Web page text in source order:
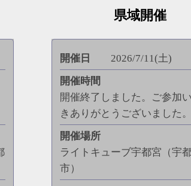
県域開催
開催日 2026/7/11(土)
開催時間
開催終了しました。ご参加
きありがとうございました。
開催場所
ライトキューブ宇都宮（宇
市）